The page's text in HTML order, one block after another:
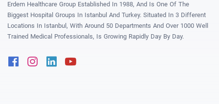
Erdem Healthcare Group Established In 1988, And Is One Of The
Biggest Hospital Groups In Istanbul And Turkey. Situated In 3 Different
Locations In Istanbul, With Around 50 Departments And Over 1000 Well
Trained Medical Professionals, Is Growing Rapidly Day By Day.
FacebookInstagram
Linkedin